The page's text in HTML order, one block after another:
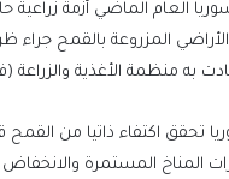
المزروعة بالقمح
به منظمة الأغذية والزراعة
المناخ المستمرة والانخفاض